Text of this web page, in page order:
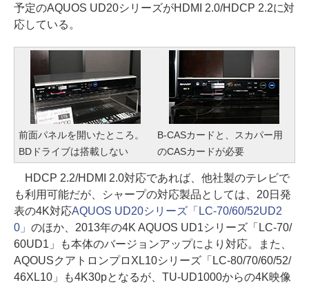
予定のAQUOS UD20シリーズがHDMI 2.0/HDCP 2.2に対
応している。
前面パネルを開いたところ。
BDドライブは搭載しない
B-CASカードと、スカパー用
のCASカードが必要
HDCP 2.2/HDMI 2.0対応であれば、他社製のテレビで
も利用可能だが、シャープの対応製品としては、20日発
表の4K対応AQUOS UD20シリーズ「LC-70/60/52UD2
0」 のほか、2013年の4K AQUOS UD1シリーズ「LC-70/
60UD1」も本体のバージョンアップにより対応。また、
AQOUSクアトロンプロXL10シリーズ「LC-80/70/60/52/
46XL10」も4K30pとなるが、TU-UD1000からの4K映像